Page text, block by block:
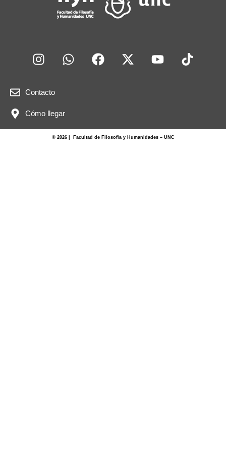
Contacto
Cómo llegar
© 2026 | Facultad de Filosofía y Humanidades – UNC